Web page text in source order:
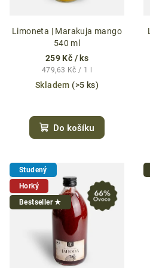
Limoneta | Marakuja mango
540 ml
259 Kč / ks
Měrná
cena:
479,63 Kč / 1 l
Skladem (>5 ks)
hodnocení
produktu
je
5
hvězdiček.
Do košíku
Studený
Horký
Bestseller ★